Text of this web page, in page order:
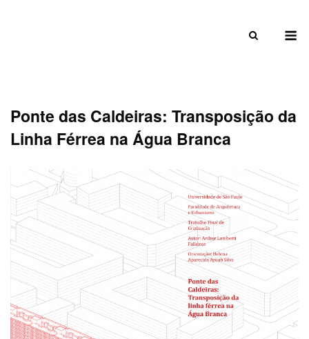
Ponte das Caldeiras: Transposição da
Linha Férrea na Água Branca